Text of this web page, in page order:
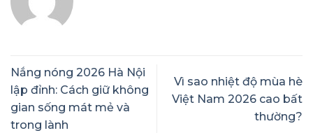
Nắng nóng 2026 Hà Nội
lập đỉnh: Cách giữ không
gian sống mát mẻ và
trong lành
Vì sao nhiệt độ mùa hè
Việt Nam 2026 cao bất
thường?